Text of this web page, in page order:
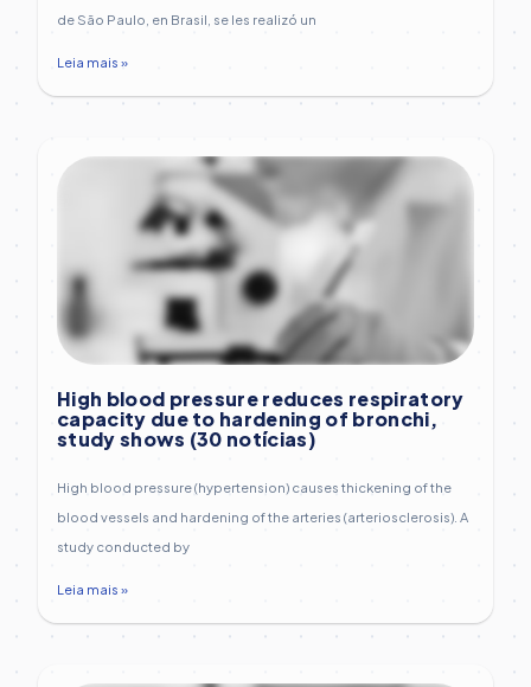
de São Paulo, en Brasil, se les realizó un
Leia mais »
High blood pressure reduces respiratory
capacity due to hardening of bronchi,
study shows (30 notícias)
High blood pressure (hypertension) causes thickening of the
blood vessels and hardening of the arteries (arteriosclerosis). A
study conducted by
Leia mais »